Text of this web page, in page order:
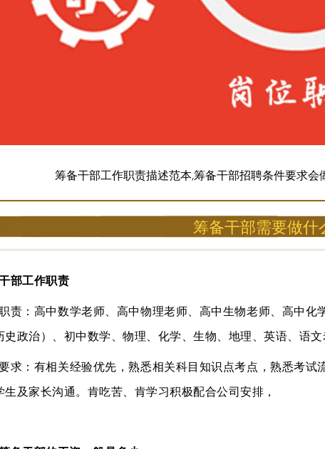
筹备干部工作职责描述范本,筹备干部招聘条件要求
筹备干部需要做什
部工作职责
责：高中数学老师、高中物理老师、高中生物老师、高中
史政治）、初中数学、物理、化学、生物、地理、英语、语
求：有相关经验优先，熟悉相关科目知识点考点，熟悉考试
生及家长沟通。肯吃苦、肯学习积极配合公司安排，